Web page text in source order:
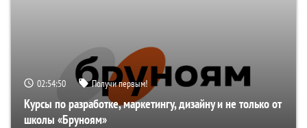
02:54:49 Получи первым!
Курсы по разработке, маркетингу, дизайну и не только от
школы «Бруноям»